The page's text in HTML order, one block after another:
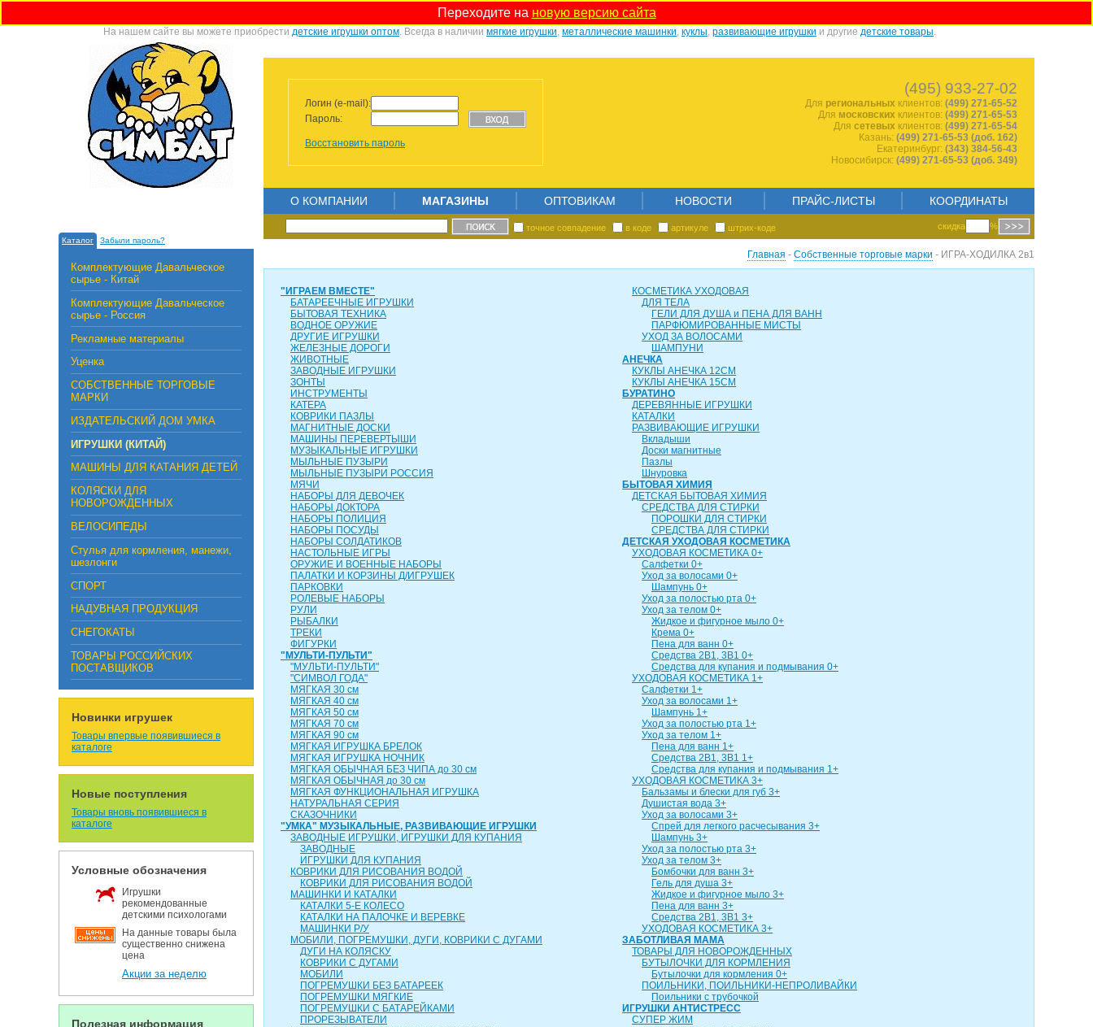
Переходите на новую версию сайта
На нашем сайте вы можете приобрести детские игрушки оптом. Всегда в наличии мягкие игрушки, металлические машинки, куклы, развивающие игрушки и другие детские товары.
Логин (e-mail):
Пароль:
Восстановить пароль
(495) 933-27-02
Для региональных клиентов: (499) 271-65-52
Для московских клиентов: (499) 271-65-53
Для сетевых клиентов: (499) 271-65-54
Казань: (499) 271-65-53 (доб. 162)
Екатеринбург: (343) 384-56-43
Новосибирск: (499) 271-65-53 (доб. 349)
Каталог Забыли пароль?
О КОМПАНИИ МАГАЗИНЫ ОПТОВИКАМ НОВОСТИ ПРАЙС-ЛИСТЫ КООРДИНАТЫ
точное совпадение в коде артикуле штрих-коде скидка %
Комплектующие Давальческое
сырье - Китай
Комплектующие Давальческое
сырье - Россия
Рекламные материалы
Уценка
СОБСТВЕННЫЕ ТОРГОВЫЕ
МАРКИ
ИЗДАТЕЛЬСКИЙ ДОМ УМКА
ИГРУШКИ (КИТАЙ)
МАШИНЫ ДЛЯ КАТАНИЯ ДЕТЕЙ
КОЛЯСКИ ДЛЯ
НОВОРОЖДЕННЫХ
ВЕЛОСИПЕДЫ
Стулья для кормления, манежи,
шезлонги
СПОРТ
НАДУВНАЯ ПРОДУКЦИЯ
СНЕГОКАТЫ
ТОВАРЫ РОССИЙСКИХ
ПОСТАВЩИКОВ
Новинки игрушек
Товары впервые появившиеся в
каталоге
Новые поступления
Товары вновь появившиеся в
каталоге
Условные обозначения
Игрушки
рекомендованные
детскими психологами
На данные товары была
существенно снижена
цена
Акции за неделю
Полезная информация
Главная - Собственные торговые марки - ИГРА-ХОДИЛКА 2в1
"ИГРАЕМ ВМЕСТЕ"
БАТАРЕЕЧНЫЕ ИГРУШКИ
БЫТОВАЯ ТЕХНИКА
ВОДНОЕ ОРУЖИЕ
ДРУГИЕ ИГРУШКИ
ЖЕЛЕЗНЫЕ ДОРОГИ
ЖИВОТНЫЕ
ЗАВОДНЫЕ ИГРУШКИ
ЗОНТЫ
ИНСТРУМЕНТЫ
КАТЕРА
КОВРИКИ ПАЗЛЫ
МАГНИТНЫЕ ДОСКИ
МАШИНЫ ПЕРЕВЕРТЫШИ
МУЗЫКАЛЬНЫЕ ИГРУШКИ
МЫЛЬНЫЕ ПУЗЫРИ
МЫЛЬНЫЕ ПУЗЫРИ РОССИЯ
МЯЧИ
НАБОРЫ ДЛЯ ДЕВОЧЕК
НАБОРЫ ДОКТОРА
НАБОРЫ ПОЛИЦИЯ
НАБОРЫ ПОСУДЫ
НАБОРЫ СОЛДАТИКОВ
НАСТОЛЬНЫЕ ИГРЫ
ОРУЖИЕ И ВОЕННЫЕ НАБОРЫ
ПАЛАТКИ И КОРЗИНЫ Д/ИГРУШЕК
ПАРКОВКИ
РОЛЕВЫЕ НАБОРЫ
РУЛИ
РЫБАЛКИ
ТРЕКИ
ФИГУРКИ
"МУЛЬТИ-ПУЛЬТИ"
"МУЛЬТИ-ПУЛЬТИ"
"СИМВОЛ ГОДА"
МЯГКАЯ 30 см
МЯГКАЯ 40 см
МЯГКАЯ 50 см
МЯГКАЯ 70 см
МЯГКАЯ 90 см
МЯГКАЯ ИГРУШКА БРЕЛОК
МЯГКАЯ ИГРУШКА НОЧНИК
МЯГКАЯ ОБЫЧНАЯ БЕЗ ЧИПА до 30 см
МЯГКАЯ ОБЫЧНАЯ до 30 см
МЯГКАЯ ФУНКЦИОНАЛЬНАЯ ИГРУШКА
НАТУРАЛЬНАЯ СЕРИЯ
СКАЗОЧНИКИ
"УМКА" МУЗЫКАЛЬНЫЕ, РАЗВИВАЮЩИЕ ИГРУШКИ
ЗАВОДНЫЕ ИГРУШКИ, ИГРУШКИ ДЛЯ КУПАНИЯ
ЗАВОДНЫЕ
ИГРУШКИ ДЛЯ КУПАНИЯ
КОВРИКИ ДЛЯ РИСОВАНИЯ ВОДОЙ
КОВРИКИ ДЛЯ РИСОВАНИЯ ВОДОЙ
МАШИНКИ И КАТАЛКИ
КАТАЛКИ 5-Е КОЛЕСО
КАТАЛКИ НА ПАЛОЧКЕ И ВЕРЕВКЕ
МАШИНКИ Р/У
МОБИЛИ, ПОГРЕМУШКИ, ДУГИ, КОВРИКИ С ДУГАМИ
ДУГИ НА КОЛЯСКУ
КОВРИКИ С ДУГАМИ
МОБИЛИ
ПОГРЕМУШКИ БЕЗ БАТАРЕЕК
ПОГРЕМУШКИ МЯГКИЕ
ПОГРЕМУШКИ С БАТАРЕЙКАМИ
ПРОРЕЗЫВАТЕЛИ
КОСМЕТИКА УХОДОВАЯ
ДЛЯ ТЕЛА
ГЕЛИ ДЛЯ ДУША и ПЕНА ДЛЯ ВАНН
ПАРФЮМИРОВАННЫЕ МИСТЫ
УХОД ЗА ВОЛОСАМИ
ШАМПУНИ
АНЕЧКА
КУКЛЫ АНЕЧКА 12СМ
КУКЛЫ АНЕЧКА 15СМ
БУРАТИНО
ДЕРЕВЯННЫЕ ИГРУШКИ
КАТАЛКИ
РАЗВИВАЮЩИЕ ИГРУШКИ
Вкладыши
Доски магнитные
Пазлы
Шнуровка
БЫТОВАЯ ХИМИЯ
ДЕТСКАЯ БЫТОВАЯ ХИМИЯ
СРЕДСТВА ДЛЯ СТИРКИ
ПОРОШКИ ДЛЯ СТИРКИ
СРЕДСТВА ДЛЯ СТИРКИ
ДЕТСКАЯ УХОДОВАЯ КОСМЕТИКА
УХОДОВАЯ КОСМЕТИКА 0+
Салфетки 0+
Уход за волосами 0+
Шампунь 0+
Уход за полостью рта 0+
Уход за телом 0+
Жидкое и фигурное мыло 0+
Крема 0+
Пена для ванн 0+
Средства 2В1, 3В1 0+
Средства для купания и подмывания 0+
УХОДОВАЯ КОСМЕТИКА 1+
Салфетки 1+
Уход за волосами 1+
Шампунь 1+
Уход за полостью рта 1+
Уход за телом 1+
Пена для ванн 1+
Средства 2В1, 3В1 1+
Средства для купания и подмывания 1+
УХОДОВАЯ КОСМЕТИКА 3+
Бальзамы и блески для губ 3+
Душистая вода 3+
Уход за волосами 3+
Спрей для легкого расчесывания 3+
Шампунь 3+
Уход за полостью рта 3+
Уход за телом 3+
Бомбочки для ванн 3+
Гель для душа 3+
Жидкое и фигурное мыло 3+
Пена для ванн 3+
Средства 2В1, 3В1 3+
УХОДОВАЯ КОСМЕТИКА 3+
ЗАБОТЛИВАЯ МАМА
ТОВАРЫ ДЛЯ НОВОРОЖДЕННЫХ
БУТЫЛОЧКИ ДЛЯ КОРМЛЕНИЯ
Бутылочки для кормления 0+
ПОИЛЬНИКИ, ПОИЛЬНИКИ-НЕПРОЛИВАЙКИ
Поильники с трубочкой
ИГРУШКИ АНТИСТРЕСС
СУПЕР ЖИМ